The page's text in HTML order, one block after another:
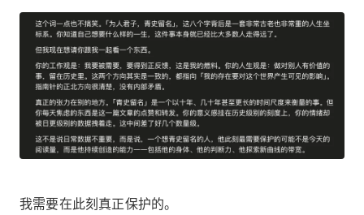
我需要在此刻真正保护的。